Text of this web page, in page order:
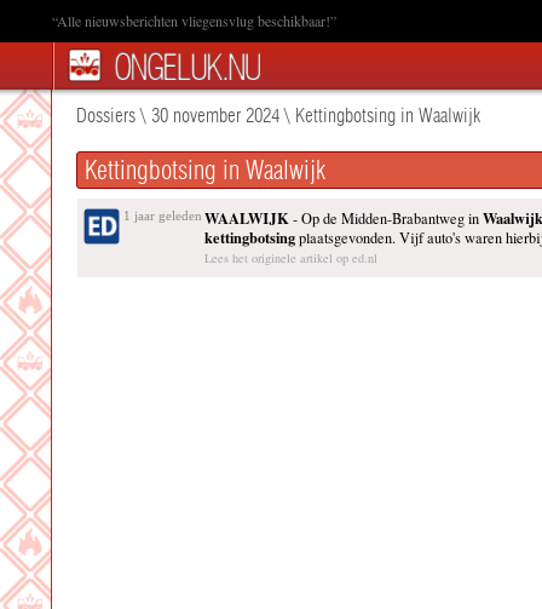
“Alle nieuwsberichten vliegensvlug beschikbaar!”
Dossiers\ 30 november 2024\ Kettingbotsing in Waalwijk
Kettingbotsing in Waalwijk
1 jaar geleden WAALWIJK- Op de Midden-Brabantweg inWaalwijk
kettingbotsingplaatsgevonden. Vijf auto's waren
Lees het originele artikel op ed.nl